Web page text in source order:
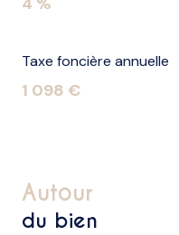
Taxe foncière annuelle
1 098 €
autour
du bien